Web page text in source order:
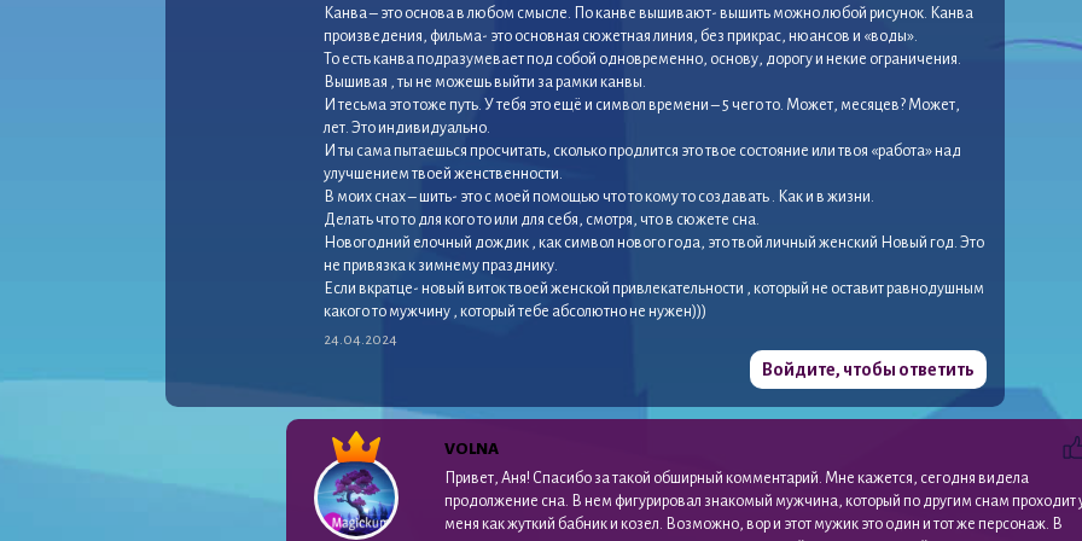
Канва – это основа в любом смысле. По канве вышивают- вышить можно любой рисунок. Канва
произведения, фильма- это основная сюжетная линия, без прикрас, нюансов и «воды».
То есть канва подразумевает под собой одновременно, основу, дорогу и некие ограничения.
Вышивая , ты не можешь выйти за рамки канвы.
И тесьма это тоже путь. У тебя это ещё и символ времени – 5 чего то. Может, месяцев? Может,
лет. Это индивидуально.
И ты сама пытаешься просчитать, сколько продлится это твое состояние или твоя «работа» над
улучшением твоей женственности.
В моих снах – шить- это с моей помощью что то кому то создавать . Как и в жизни.
Делать что то для кого то или для себя, смотря, что в сюжете сна.
Новогодний елочный дождик , как символ нового года, это твой личный женский Новый год. Это
не привязка к зимнему празднику.
Если вкратце- новый виток твоей женской привлекательности , который не оставит равнодушным
какого то мужчину , который тебе абсолютно не нужен)))
24.04.2024
Войдите, чтобы ответить
VOLNA
Привет, Аня! Спасибо за такой обширный комментарий. Мне кажется, сегодня видела
продолжение сна. В нем фигурировал знакомый мужчина, который по другим снам проходит
меня как жуткий бабник и козел. Возможно, вор и этот мужик это один и тот же персонаж. В